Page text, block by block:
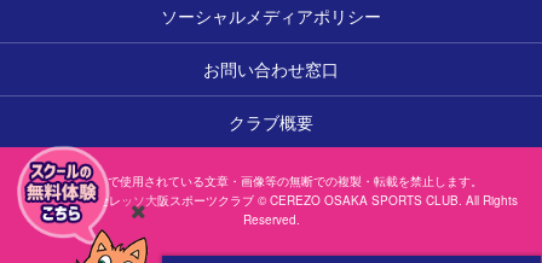
ソーシャルメディアポリシー
お問い合わせ窓口
クラブ概要
本サイトで使用されている文章・画像等の無断での複製・転載を禁止します。
一般社団法人セレッソ大阪スポーツクラブ © CEREZO OSAKA SPORTS CLUB. All Rights
Reserved.
閉